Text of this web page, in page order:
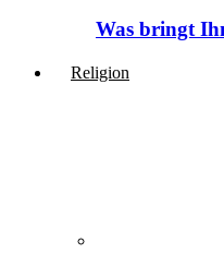
Was bringt
Religion